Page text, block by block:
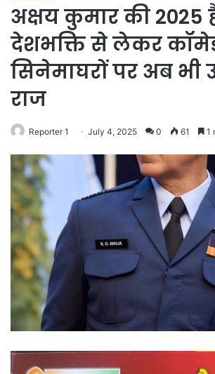
अक्षय कुमार की 2025
देशभक्ति से लेकर
सिनेमाघरों पर अब भी
राज
Reporter 1 July 4, 2025 0 61 1